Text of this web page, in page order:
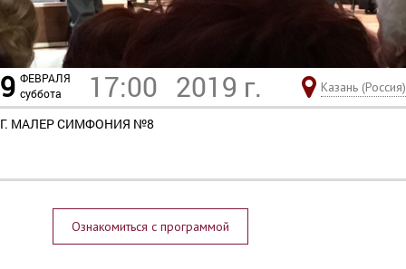
9 ФЕВРАЛЯ
суббота
17:00 2019 г. Казань (Россия)
Г. МАЛЕР СИМФОНИЯ №8
Ознакомиться с программой